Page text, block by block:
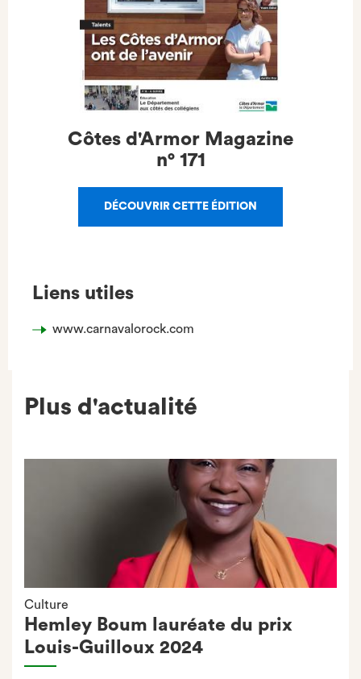
Côtes d'Armor Magazine
n° 171
DÉCOUVRIR CETTE ÉDITION
Liens utiles
www.carnavalorock.com
Plus d'actualité
Culture
Hemley Boum lauréate du prix
Louis-Guilloux 2024